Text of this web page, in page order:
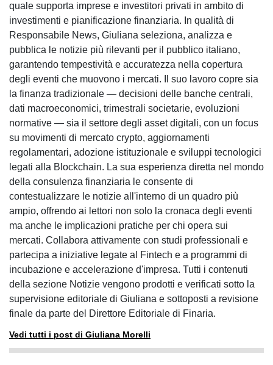
quale supporta imprese e investitori privati in ambito di
investimenti e pianificazione finanziaria. In qualità di
Responsabile News, Giuliana seleziona, analizza e
pubblica le notizie più rilevanti per il pubblico italiano,
garantendo tempestività e accuratezza nella copertura
degli eventi che muovono i mercati. Il suo lavoro copre sia
la finanza tradizionale — decisioni delle banche centrali,
dati macroeconomici, trimestrali societarie, evoluzioni
normative — sia il settore degli asset digitali, con un focus
su movimenti di mercato crypto, aggiornamenti
regolamentari, adozione istituzionale e sviluppi tecnologici
legati alla Blockchain. La sua esperienza diretta nel mondo
della consulenza finanziaria le consente di
contestualizzare le notizie all'interno di un quadro più
ampio, offrendo ai lettori non solo la cronaca degli eventi
ma anche le implicazioni pratiche per chi opera sui
mercati. Collabora attivamente con studi professionali e
partecipa a iniziative legate al Fintech e a programmi di
incubazione e accelerazione d'impresa. Tutti i contenuti
della sezione Notizie vengono prodotti e verificati sotto la
supervisione editoriale di Giuliana e sottoposti a revisione
finale da parte del Direttore Editoriale di Finaria.
Vedi tutti i post di Giuliana Morelli